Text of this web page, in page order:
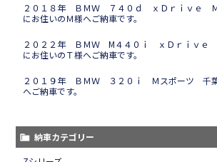
２０１８年 ＢＭＷ ７４０ｄ ｘＤｒｉｖｅ
にお住いのＭ様へご納車です。
２０２２年 ＢＭＷ M４４０ｉ ｘＤｒｉｖｅ
にお住いのＴ様へご納車です。
２０１９年 ＢＭＷ ３２０ｉ Ｍスポーツ 千葉
へご納車です。
納車カテゴリー